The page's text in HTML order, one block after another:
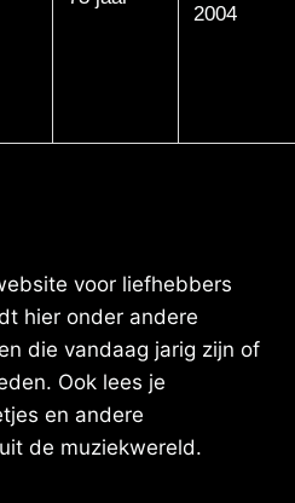
2004
voor liefhebbers
hier onder andere
die vandaag jarig zijn of
Ook lees je
en andere
de muziekwereld.